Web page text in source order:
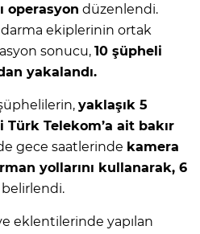
operasyon düzenlendi.
ekiplerinin ortak
sonucu, 10 şüpheli
yakalandı.
yaklaşık 5
Telekom’a ait bakır
gece saatlerinde kamera
yollarını kullanarak, 6
belirlendi.
eklentilerinde yapılan